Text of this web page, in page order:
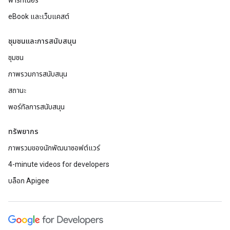
eBook และเว็บแคสต์
ชุมชนและการสนับสนุน
ชุมชน
ภาพรวมการสนับสนุน
สถานะ
พอร์ทัลการสนับสนุน
ทรัพยากร
ภาพรวมของนักพัฒนาซอฟต์แวร์
4-minute videos for developers
บล็อก Apigee